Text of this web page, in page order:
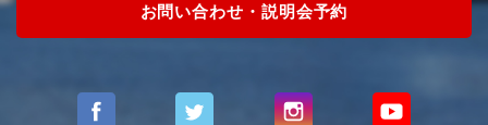
お問い合わせ・説明会予約